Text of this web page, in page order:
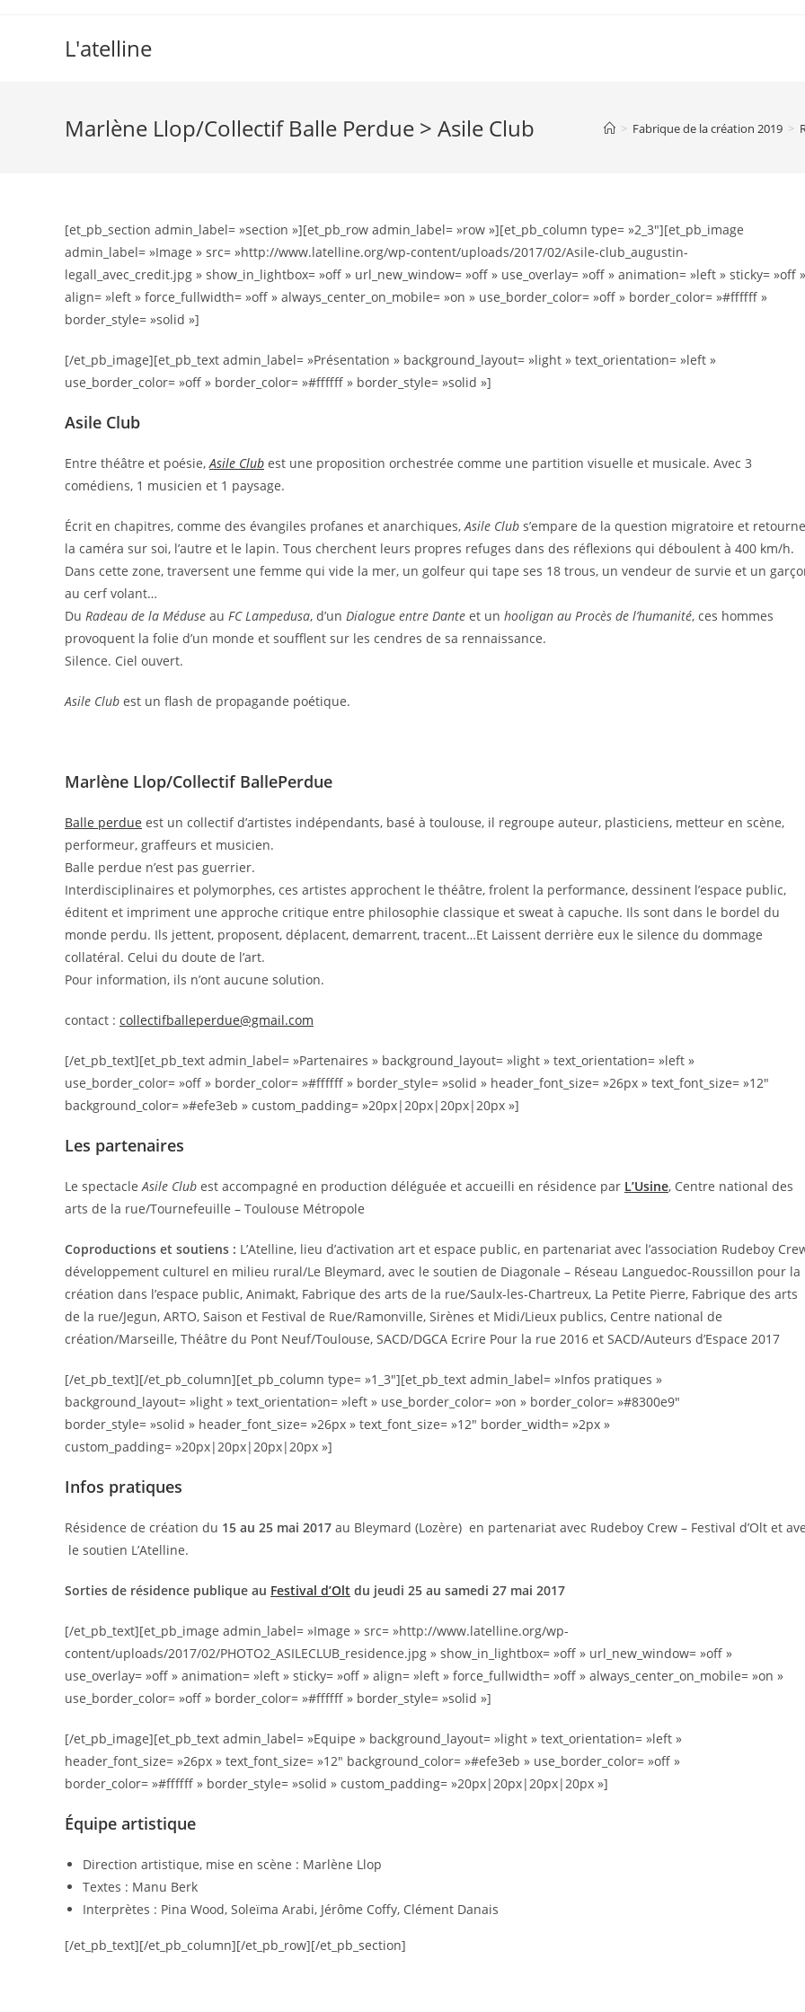
L'atelline
Marlène Llop/Collectif Balle Perdue > Asile Club > Fabrique de la création 2019 >
[et_pb_section admin_label= »section »][et_pb_row admin_label= »row »][et_pb_column type= »2_3″][et_pb_image
admin_label= »Image » src= »http://www.latelline.org/wp-content/uploads/2017/02/Asile-club_augustin-
legall_avec_credit.jpg » show_in_lightbox= »off » url_new_window= »off » use_overlay= »off » animation= »left » sticky= »off »
align= »left » force_fullwidth= »off » always_center_on_mobile= »on » use_border_color= »off » border_color= »#ffffff »
border_style= »solid »]
[/et_pb_image][et_pb_text admin_label= »Présentation » background_layout= »light » text_orientation= »left »
use_border_color= »off » border_color= »#ffffff » border_style= »solid »]
Asile Club
Entre théâtre et poésie, Asile Club est une proposition orchestrée comme une partition visuelle et musicale. Avec 3
comédiens, 1 musicien et 1 paysage.
Écrit en chapitres, comme des évangiles profanes et anarchiques,Asile Club s’empare de la question migratoire et retourne
la caméra sur soi, l’autre et le lapin. Tous cherchent leurs propres refuges dans des réflexions qui déboulent à 400 km/h.
Dans cette zone, traversent une femme qui vide la mer, un golfeur qui tape ses 18 trous, un vendeur de survie et un
au cerf volant…
Du Radeau de la Méduse au FC Lampedusa, d’un Dialogue entre Dante et un hooligan au Procès de l’humanité, ces hommes
provoquent la folie d’un monde et soufflent sur les cendres de sa rennaissance.
Silence. Ciel ouvert.
Asile Club est un flash de propagande poétique.
Marlène Llop/Collectif BallePerdue
Balle perdue est un collectif d’artistes indépendants, basé à toulouse, il regroupe auteur, plasticiens, metteur en scène,
performeur, graffeurs et musicien.
Balle perdue n’est pas guerrier.
Interdisciplinaires et polymorphes, ces artistes approchent le théâtre, frolent la performance, dessinent l’espace public,
éditent et impriment une approche critique entre philosophie classique et sweat à capuche. Ils sont dans le bordel du
monde perdu. Ils jettent, proposent, déplacent, demarrent, tracent…Et Laissent derrière eux le silence du dommage
collatéral. Celui du doute de l’art.
Pour information, ils n’ont aucune solution.
contact : collectifballeperdue@gmail.com
[/et_pb_text][et_pb_text admin_label= »Partenaires » background_layout= »light » text_orientation= »left »
use_border_color= »off » border_color= »#ffffff » border_style= »solid » header_font_size= »26px » text_font_size= »12″
background_color= »#efe3eb » custom_padding= »20px|20px|20px|20px »]
Les partenaires
Le spectacleAsile Club est accompagné en production déléguée et accueilli en résidence par L’Usine, Centre national des
arts de la rue/Tournefeuille – Toulouse Métropole
Coproductions et soutiens : L’Atelline, lieu d’activation art et espace public, en partenariat avec l’association Rudeboy
développement culturel en milieu rural/Le Bleymard, avec le soutien de Diagonale – Réseau Languedoc-Roussillon pour la
création dans l’espace public, Animakt, Fabrique des arts de la rue/Saulx-les-Chartreux, La Petite Pierre, Fabrique des arts
de la rue/Jegun, ARTO, Saison et Festival de Rue/Ramonville, Sirènes et Midi/Lieux publics, Centre national de
création/Marseille, Théâtre du Pont Neuf/Toulouse, SACD/DGCA Ecrire Pour la rue 2016 et SACD/Auteurs d’Espace 2017
[/et_pb_text][/et_pb_column][et_pb_column type= »1_3″][et_pb_text admin_label= »Infos pratiques »
background_layout= »light » text_orientation= »left » use_border_color= »on » border_color= »#8300e9″
border_style= »solid » header_font_size= »26px » text_font_size= »12″ border_width= »2px »
custom_padding= »20px|20px|20px|20px »]
Infos pratiques
Résidence de création du 15 au 25 mai 2017 au Bleymard (Lozère) en partenariat avec Rudeboy Crew – Festival d’Olt et
le soutien L’Atelline.
Sorties de résidence publique au Festival d’Olt du jeudi 25 au samedi 27 mai 2017
[/et_pb_text][et_pb_image admin_label= »Image » src= »http://www.latelline.org/wp-
content/uploads/2017/02/PHOTO2_ASILECLUB_residence.jpg » show_in_lightbox= »off » url_new_window= »off »
use_overlay= »off » animation= »left » sticky= »off » align= »left » force_fullwidth= »off » always_center_on_mobile= »on »
use_border_color= »off » border_color= »#ffffff » border_style= »solid »]
[/et_pb_image][et_pb_text admin_label= »Equipe » background_layout= »light » text_orientation= »left »
header_font_size= »26px » text_font_size= »12″ background_color= »#efe3eb » use_border_color= »off »
border_color= »#ffffff » border_style= »solid » custom_padding= »20px|20px|20px|20px »]
Équipe artistique
Direction artistique, mise en scène : Marlène Llop
Textes : Manu Berk
Interprètes : Pina Wood, Soleïma Arabi, Jérôme Coffy, Clément Danais
[/et_pb_text][/et_pb_column][/et_pb_row][/et_pb_section]